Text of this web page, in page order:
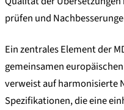
prüfen und
Ein zentrales Element der
gemeinsamen
verweist auf harmonisierte
Spezifikationen, die eine